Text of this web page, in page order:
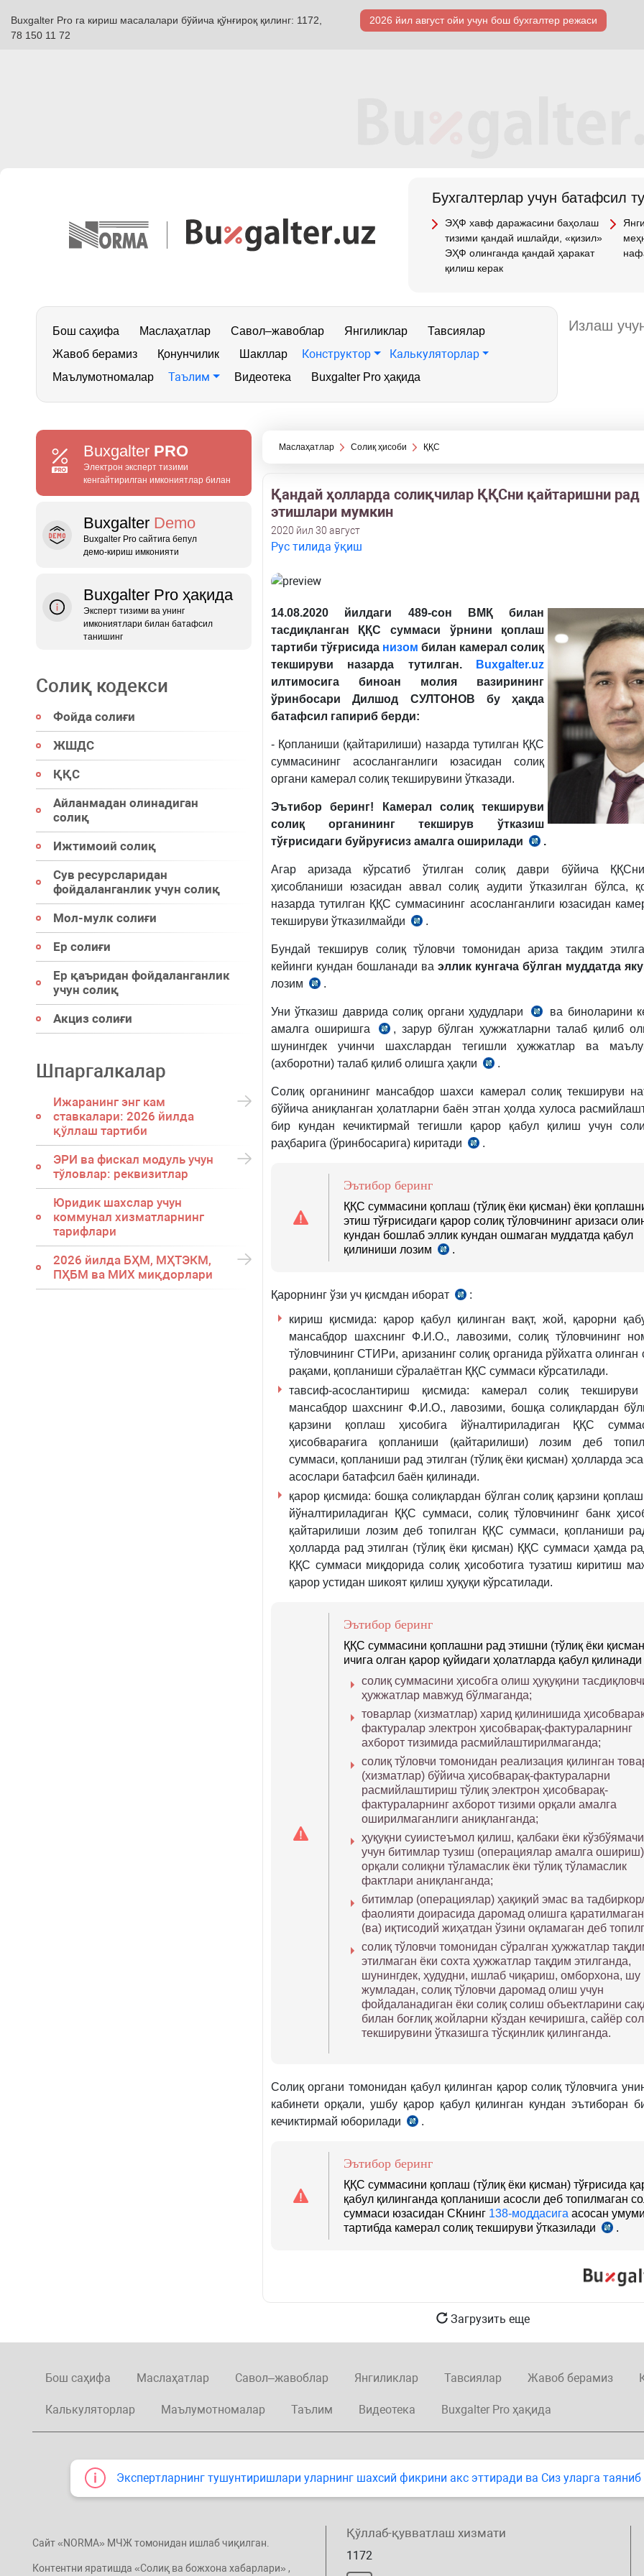
Buxgalter Pro га кириш масалалари бўйича қўнғироқ қилинг: 1172,
78 150 11 72
2026 йил август ойи учун бош бухгалтер режаси
Бухгалтерлар учун батафсил
ЭҲФ хавф даражасини баҳолаш
тизими қандай ишлайди, «қизил»
ЭҲФ олинганда қандай ҳаракат
қилиш керак
Бош саҳифа Маслаҳатлар Савол–жавоблар Янгиликлар
Тавсиялар
Жавоб берамиз
Қонунчилик Шакллар Конструктор Калькуляторлар
Маълумотномалар Таълим Видеотека Buxgalter Pro ҳақида
Buxgalter PRO
Электрон эксперт тизими
кенгайтирилган имкониятлар билан
Buxgalter Demo
Buxgalter Pro сайтига бепул
демо‑кириш имконияти
Buxgalter Pro ҳақида
Эксперт тизими ва унинг
имкониятлари билан батафсил
танишинг
Солиқ кодекси
Фойда солиғи
ЖШДС
ҚҚС
Айланмадан олинадиган
солиқ
Ижтимоий солиқ
Сув ресурсларидан
фойдаланганлик учун солиқ
Мол-мулк солиғи
Ер солиғи
Ер қаъридан фойдаланганлик
учун солиқ
Акциз солиғи
Шпаргалкалар
Ижаранинг энг кам
ставкалари: 2026 йилда
қўллаш тартиби
ЭРИ ва фискал модуль учун
тўловлар: реквизитлар
Юридик шахслар учун
коммунал хизматларнинг
тарифлари
2026 йилда БҲМ, МҲТЭКМ,
ПҲБМ ва МИХ миқдорлари
Маслаҳатлар Солиқ ҳисоби ҚҚС
Қандай ҳолларда солиқчилар ҚҚСни қайтаришни рад
этишлари мумкин
2020 йил 30 август
Рус тилида ўқиш
14.08.2020 йилдаги 489-сон ВМҚ билан
тасдиқланган ҚҚС суммаси ўрнини қоплаш
тартиби тўғрисида низом билан камерал солиқ
текшируви назарда тутилган.
Buxgalter.uz
илтимосига биноан молия вазирининг
ўринбосари Дилшод СУЛТОНОВ бу ҳақда
батафсил гапириб берди:
- Қопланиши (қайтарилиши) назарда тутилган ҚҚС
суммасининг асосланганлиги юзасидан солиқ
органи камерал солиқ текширувини ўтказади.
Эътибор беринг! Камерал солиқ текшируви
солиқ органининг текширув ўтказиш
тўғрисидаги буйруғисиз амалга оширилади
Низом
б.
.
Агар аризада кўрсатиб ўтилган солиқ даври бўйича
ҳисобланиши юзасидан аввал солиқ аудити ўтказилган бўлса,
назарда тутилган ҚҚС суммасининг асосланганлиги юзасидан
текшируви ўтказилмайди
Низом
б.
.
Бундай текширув солиқ тўловчи томонидан ариза тақдим
кейинги кундан бошланади ва эллик кунгача бўлган муддатда
лозим
Низом
.
Уни ўтказиш даврида солиқ органи ҳудудлари
СК
145-
м.
ва биноларини
амалга оширишга
СК
146-
м.
, зарур бўлган ҳужжатларни талаб қилиб
шунингдек учинчи шахслардан тегишли ҳужжатлар ва
(ахборотни) талаб қилиб олишга ҳақли
Низом
.
Солиқ органининг мансабдор шахси камерал солиқ текшируви
бўйича аниқланган ҳолатларни баён этган ҳолда хулоса
бир кундан кечиктирмай тегишли қарор қабул қилиш учун
раҳбарига (ўринбосарига) киритади
Низом
.
Эътибор беринг
ҚҚС суммасини қоплаш (тўлиқ ёки қисман) ёки
этиш тўғрисидаги қарор солиқ тўловчининг аризаси
кундан бошлаб эллик кундан ошмаган муддатда қабул
қилиниши лозим
Низом
.
Қарорнинг ўзи уч қисмдан иборат
Низом
24-
б.
:
кириш қисмида: қарор қабул қилинган вақт, жой, қарорни
мансабдор шахснинг Ф.И.О., лавозими, солиқ тўловчининг
тўловчининг СТИРи, аризанинг солиқ органида рўйхатга олинган
рақами, қопланиши сўралаётган ҚҚС суммаси кўрсатилади.
тавсиф-асослантириш қисмида: камерал солиқ текшируви
мансабдор шахснинг Ф.И.О., лавозими, бошқа солиқлардан
қарзини қоплаш ҳисобига йўналтириладиган ҚҚС
ҳисобварағига қопланиши (қайтарилиши) лозим деб
суммаси, қопланиши рад этилган (тўлиқ ёки қисман) ҳолларда
асослари батафсил баён қилинади.
қарор қисмида: бошқа солиқлардан бўлган солиқ қарзини
йўналтириладиган ҚҚС суммаси, солиқ тўловчининг банк
қайтарилиши лозим деб топилган ҚҚС суммаси, қопланиши
ҳолларда рад этилган (тўлиқ ёки қисман) ҚҚС суммаси ҳамда
ҚҚС суммаси миқдорида солиқ ҳисоботига тузатиш киритиш
қарор устидан шикоят қилиш ҳуқуқи кўрсатилади.
Эътибор беринг
ҚҚС суммасини қоплашни рад этишни (тўлиқ ёки
ичига олган қарор қуйидаги ҳолатларда қабул қилинади
солиқ суммасини ҳисобга олиш ҳуқуқини
ҳужжатлар мавжуд бўлмаганда;
товарлар (хизматлар) харид қилинишида
фактуралар электрон ҳисобварақ-фактураларнинг
ахборот тизимида расмийлаштирилмаганда;
солиқ тўловчи томонидан реализация қилинган
(хизматлар) бўйича ҳисобварақ-фактураларни
расмийлаштириш тўлиқ электрон ҳисобварақ-
фактураларнинг ахборот тизими орқали амалга
оширилмаганлиги аниқланганда;
ҳуқуқни суиистеъмол қилиш, қалбаки ёки
учун битимлар тузиш (операциялар амалга ошириш)
орқали солиқни тўламаслик ёки тўлиқ тўламаслик
фактлари аниқланганда;
битимлар (операциялар) ҳақиқий эмас ва
фаолияти доирасида даромад олишга
(ва) иқтисодий жиҳатдан ўзини оқламаган деб
солиқ тўловчи томонидан сўралган ҳужжатлар
этилмаган ёки сохта ҳужжатлар тақдим этилганда,
шунингдек, ҳудудни, ишлаб чиқариш, омборхона, шу
жумладан, солиқ тўловчи даромад олиш учун
фойдаланадиган ёки солиқ солиш объектларини
билан боғлиқ жойларни кўздан кечиришга, сайёр
текширувини ўтказишга тўсқинлик қилинганда.
Солиқ органи томонидан қабул қилинган қарор солиқ тўловчига
кабинети орқали, ушбу қарор қабул қилинган кундан эътиборан
кечиктирмай юборилади
Низом
.
Эътибор беринг
ҚҚС суммасини қоплаш (тўлиқ ёки қисман) тўғрисида
қабул қилинганда қопланиши асосли деб топилмаган
суммаси юзасидан СКнинг 138-моддасига асосан
тартибда камерал солиқ текшируви ўтказилади
Низом
.
Загрузить еще
Бош саҳифа Маслаҳатлар Савол–жавоблар Янгиликлар Тавсиялар Жавоб берамиз
Калькуляторлар Маълумотномалар Таълим Видеотека Buxgalter Pro ҳақида
Экспертларнинг тушунтиришлари уларнинг шахсий фикрини акс эттиради ва Сиз уларга
Сайт «NORMA» МЧЖ томонидан ишлаб чиқилган.
Контентни яратишда «Солиқ ва божхона хабарлари» ,
Қўллаб-қувватлаш хизмати
1172